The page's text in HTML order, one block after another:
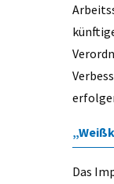
Das